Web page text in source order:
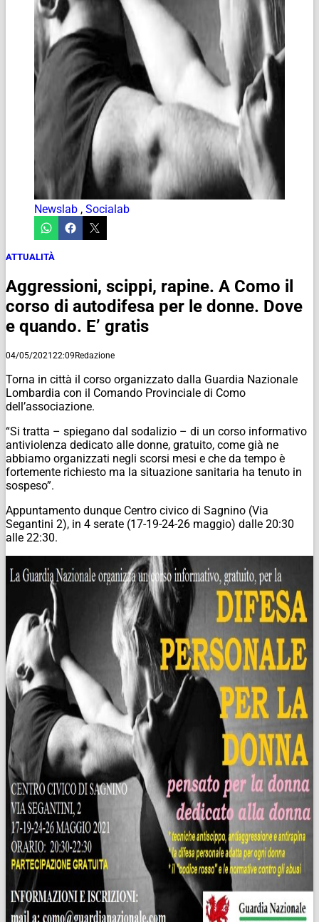
Newslab , Socialab
ATTUALITÀ
Aggressioni, scippi, rapine. A Como il
corso di autodifesa per le donne. Dove
e quando. E’ gratis
04/05/202122:09Redazione
Torna in città il corso organizzato dalla Guardia Nazionale
Lombardia con il Comando Provinciale di Como
dell’associazione.
“Si tratta – spiegano dal sodalizio – di un corso informativo
antiviolenza dedicato alle donne, gratuito, come già ne
abbiamo organizzati negli scorsi mesi e che da tempo è
fortemente richiesto ma la situazione sanitaria ha tenuto in
sospeso”.
Appuntamento dunque Centro civico di Sagnino (Via
Segantini 2), in 4 serate (17-19-24-26 maggio) dalle 20:30
alle 22:30.